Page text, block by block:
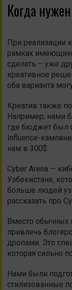
Когда
При реализации
рамках
сделать – уже
креативное
оба варианта
Креатив также
Например, нами
где бюджет был
Influence-
нам в 300$.
Cyber Arena —
Узбекистане,
больше людей
рассказать про
Вместо обычных
привлечь
дропами. Это
которая сильно
Нами были
стилизованные